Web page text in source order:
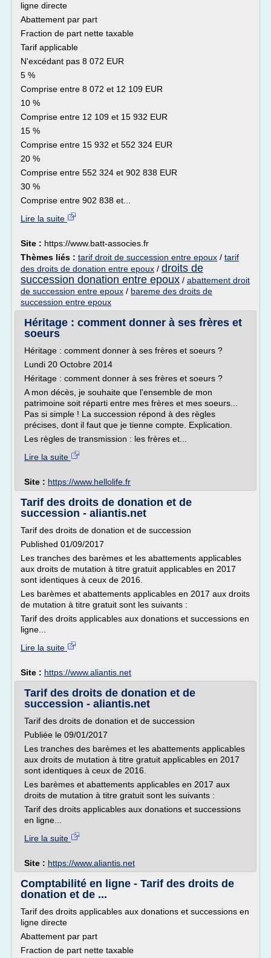
ligne directe
Abattement par part
Fraction de part nette taxable
Tarif applicable
N'excédant pas 8 072 EUR
5 %
Comprise entre 8 072 et 12 109 EUR
10 %
Comprise entre 12 109 et 15 932 EUR
15 %
Comprise entre 15 932 et 552 324 EUR
20 %
Comprise entre 552 324 et 902 838 EUR
30 %
Comprise entre 902 838 et...
Lire la suite
Site : https://www.batt-associes.fr
Thèmes liés : tarif droit de succession entre epoux / tarif
des droits de donation entre epoux / droits de
succession donation entre epoux / abattement droit
de succession entre epoux / bareme des droits de
succession entre epoux
Héritage : comment donner à ses frères et
soeurs
Héritage : comment donner à ses frères et soeurs ?
Lundi 20 Octobre 2014
Héritage : comment donner à ses frères et soeurs ?
A mon décès, je souhaite que l'ensemble de mon
patrimoine soit réparti entre mes frères et mes soeurs...
Pas si simple ! La succession répond à des règles
précises, dont il faut que je tienne compte. Explication.
Les règles de transmission : les frères et...
Lire la suite
Site : https://www.hellolife.fr
Tarif des droits de donation et de
succession - aliantis.net
Tarif des droits de donation et de succession
Published 01/09/2017
Les tranches des barèmes et les abattements applicables
aux droits de mutation à titre gratuit applicables en 2017
sont identiques à ceux de 2016.
Les barèmes et abattements applicables en 2017 aux droits
de mutation à titre gratuit sont les suivants :
Tarif des droits applicables aux donations et successions en
ligne...
Lire la suite
Site : https://www.aliantis.net
Tarif des droits de donation et de
succession - aliantis.net
Tarif des droits de donation et de succession
Publiée le 09/01/2017
Les tranches des barèmes et les abattements applicables
aux droits de mutation à titre gratuit applicables en 2017
sont identiques à ceux de 2016.
Les barèmes et abattements applicables en 2017 aux
droits de mutation à titre gratuit sont les suivants :
Tarif des droits applicables aux donations et successions
en ligne...
Lire la suite
Site : https://www.aliantis.net
Comptabilité en ligne - Tarif des droits de
donation et de ...
Tarif des droits applicables aux donations et successions en
ligne directe
Abattement par part
Fraction de part nette taxable